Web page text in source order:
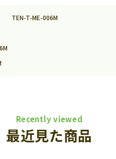
TEN-T-ME-006M
Recently viewed
最近見た商品